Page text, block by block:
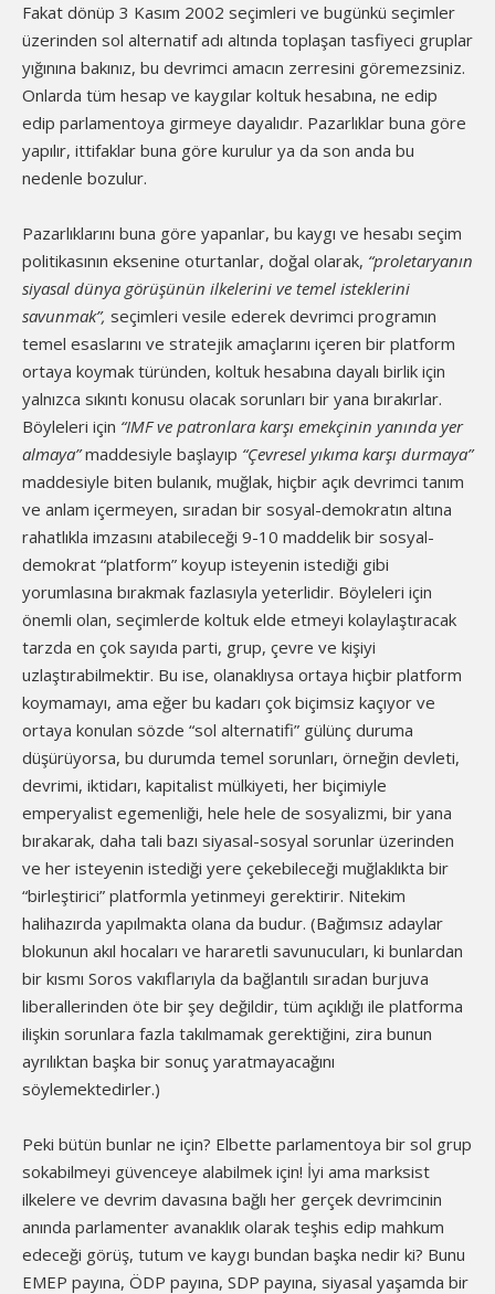
Fakat dönüp 3 Kasım 2002 seçimleri ve bugünkü seçimler
üzerinden sol alternatif adı altında toplaşan tasfiyeci gruplar
yığınına bakınız, bu devrimci amacın zerresini göremezsiniz.
Onlarda tüm hesap ve kaygılar koltuk hesabına, ne edip
edip parlamentoya girmeye dayalıdır. Pazarlıklar buna göre
yapılır, ittifaklar buna göre kurulur ya da son anda bu
nedenle bozulur.
Pazarlıklarını buna göre yapanlar, bu kaygı ve hesabı seçim
politikasının eksenine oturtanlar, doğal olarak, “proletaryanın
siyasal dünya görüşünün ilkelerini ve temel isteklerini
savunmak”, seçimleri vesile ederek devrimci programın
temel esaslarını ve stratejik amaçlarını içeren bir platform
ortaya koymak türünden, koltuk hesabına dayalı birlik için
yalnızca sıkıntı konusu olacak sorunları bir yana bırakırlar.
Böyleleri için “IMF ve patronlara karşı emekçinin yanında yer
almaya”maddesiyle başlayıp “Çevresel yıkıma karşı durmaya”
maddesiyle biten bulanık, muğlak, hiçbir açık devrimci tanım
ve anlam içermeyen, sıradan bir sosyal-demokratın altına
rahatlıkla imzasını atabileceği 9-10 maddelik bir sosyal-
demokrat “platform” koyup isteyenin istediği gibi
yorumlasına bırakmak fazlasıyla yeterlidir. Böyleleri için
önemli olan, seçimlerde koltuk elde etmeyi kolaylaştıracak
tarzda en çok sayıda parti, grup, çevre ve kişiyi
uzlaştırabilmektir. Bu ise, olanaklıysa ortaya hiçbir platform
koymamayı, ama eğer bu kadarı çok biçimsiz kaçıyor ve
ortaya konulan sözde “sol alternatifi” gülünç duruma
düşürüyorsa, bu durumda temel sorunları, örneğin devleti,
devrimi, iktidarı, kapitalist mülkiyeti, her biçimiyle
emperyalist egemenliği, hele hele de sosyalizmi, bir yana
bırakarak, daha tali bazı siyasal-sosyal sorunlar üzerinden
ve her isteyenin istediği yere çekebileceği muğlaklıkta bir
“birleştirici” platformla yetinmeyi gerektirir. Nitekim
halihazırda yapılmakta olana da budur. (Bağımsız adaylar
blokunun akıl hocaları ve hararetli savunucuları, ki bunlardan
bir kısmı Soros vakıflarıyla da bağlantılı sıradan burjuva
liberallerinden öte bir şey değildir, tüm açıklığı ile platforma
ilişkin sorunlara fazla takılmamak gerektiğini, zira bunun
ayrılıktan başka bir sonuç yaratmayacağını
söylemektedirler.)
Peki bütün bunlar ne için? Elbette parlamentoya bir sol grup
sokabilmeyi güvenceye alabilmek için! İyi ama marksist
ilkelere ve devrim davasına bağlı her gerçek devrimcinin
anında parlamenter avanaklık olarak teşhis edip mahkum
edeceği görüş, tutum ve kaygı bundan başka nedir ki? Bunu
EMEP payına, ÖDP payına, SDP payına, siyasal yaşamda bir